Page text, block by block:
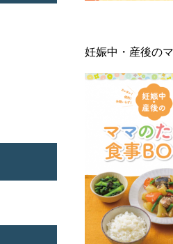
妊娠中・産後の